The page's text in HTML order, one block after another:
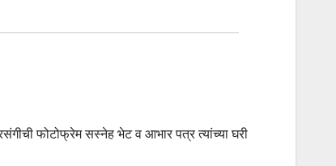
फोटोफ्रेम सस्नेह भेट व आभार पत्र त्यांच्या घरी